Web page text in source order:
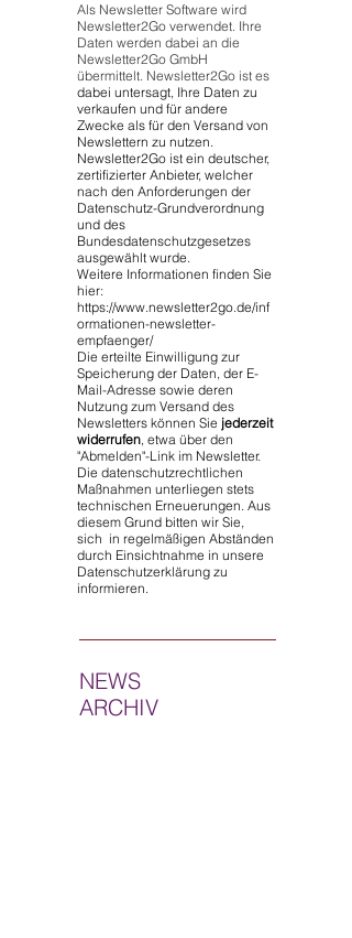
Als Newsletter Software wird
Newsletter2Go verwendet. Ihre
Daten werden dabei an die
Newsletter2Go GmbH
übermittelt. Newsletter2Go ist es
dabei untersagt, Ihre Daten zu
verkaufen und für andere
Zwecke als für den Versand von
Newslettern zu nutzen.
Newsletter2Go ist ein deutscher,
zertifizierter Anbieter, welcher
nach den Anforderungen der
Datenschutz-Grundverordnung
und des
Bundesdatenschutzgesetzes
ausgewählt wurde.
Weitere Informationen finden Sie
hier:
https://www.newsletter2go.de/inf
ormationen-newsletter-
empfaenger/
Die erteilte Einwilligung zur
Speicherung der Daten, der E-
Mail-Adresse sowie deren
Nutzung zum Versand des
Newsletters können Sie jederzeit
widerrufen, etwa über den
"Abmelden"-Link im Newsletter.
Die datenschutzrechtlichen
Maßnahmen unterliegen stets
technischen Erneuerungen. Aus
diesem Grund bitten wir Sie,
sich in regelmäßigen Abständen
durch Einsichtnahme in unsere
Datenschutzerklärung zu
informieren.
NEWS
ARCHIV